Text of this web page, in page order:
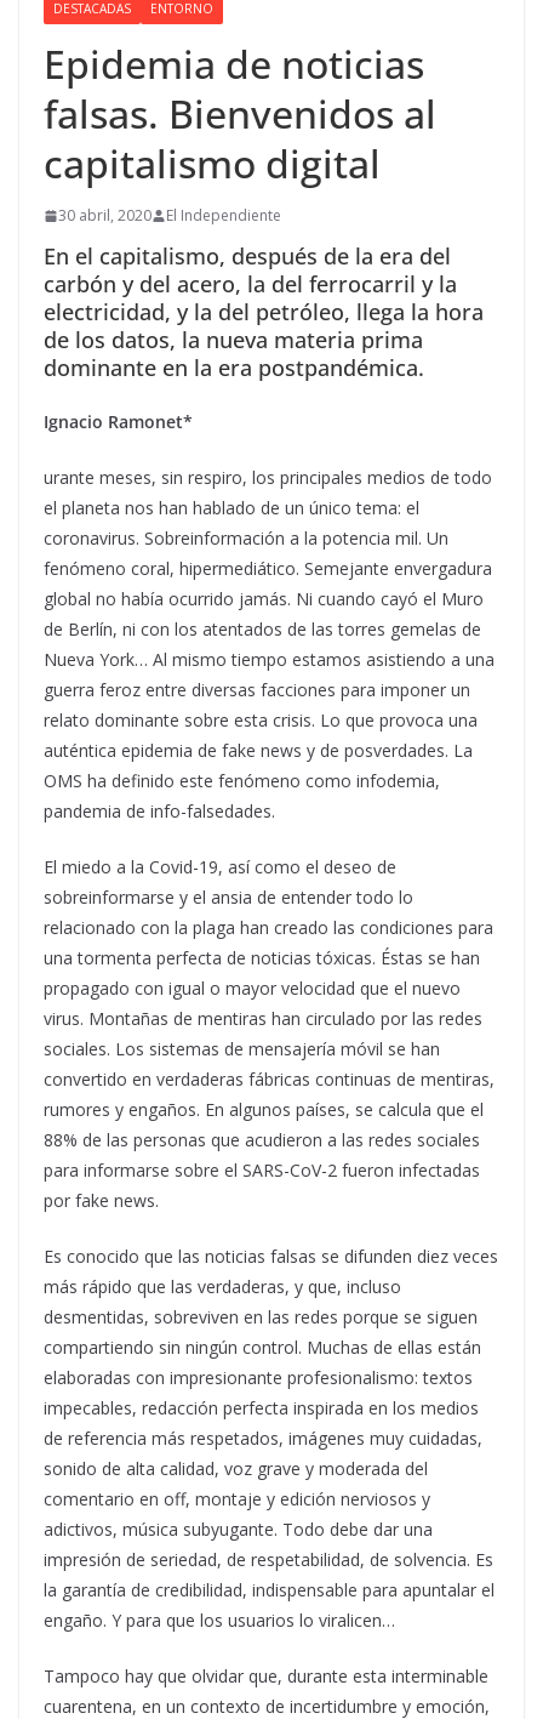
DESTACADAS ENTORNO
Epidemia de noticias
falsas. Bienvenidos al
capitalismo digital
30 abril, 2020 El Independiente
En el capitalismo, después de la era del
carbón y del acero, la del ferrocarril y la
electricidad, y la del petróleo, llega la hora
de los datos, la nueva materia prima
dominante en la era postpandémica.
Ignacio Ramonet*
urante meses, sin respiro, los principales medios de todo
el planeta nos han hablado de un único tema: el
coronavirus. Sobreinformación a la potencia mil. Un
fenómeno coral, hipermediático. Semejante envergadura
global no había ocurrido jamás. Ni cuando cayó el Muro
de Berlín, ni con los atentados de las torres gemelas de
Nueva York… Al mismo tiempo estamos asistiendo a una
guerra feroz entre diversas facciones para imponer un
relato dominante sobre esta crisis. Lo que provoca una
auténtica epidemia de fake news y de posverdades. La
OMS ha definido este fenómeno como infodemia,
pandemia de info-falsedades.
El miedo a la Covid-19, así como el deseo de
sobreinformarse y el ansia de entender todo lo
relacionado con la plaga han creado las condiciones para
una tormenta perfecta de noticias tóxicas. Éstas se han
propagado con igual o mayor velocidad que el nuevo
virus. Montañas de mentiras han circulado por las redes
sociales. Los sistemas de mensajería móvil se han
convertido en verdaderas fábricas continuas de mentiras,
rumores y engaños. En algunos países, se calcula que el
88% de las personas que acudieron a las redes sociales
para informarse sobre el SARS-CoV-2 fueron infectadas
por fake news.
Es conocido que las noticias falsas se difunden diez veces
más rápido que las verdaderas, y que, incluso
desmentidas, sobreviven en las redes porque se siguen
compartiendo sin ningún control. Muchas de ellas están
elaboradas con impresionante profesionalismo: textos
impecables, redacción perfecta inspirada en los medios
de referencia más respetados, imágenes muy cuidadas,
sonido de alta calidad, voz grave y moderada del
comentario en off, montaje y edición nerviosos y
adictivos, música subyugante. Todo debe dar una
impresión de seriedad, de respetabilidad, de solvencia. Es
la garantía de credibilidad, indispensable para apuntalar el
engaño. Y para que los usuarios lo viralicen…
Tampoco hay que olvidar que, durante esta interminable
cuarentena, en un contexto de incertidumbre y emoción,